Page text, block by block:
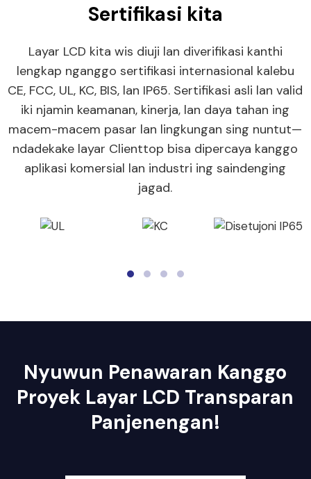
Sertifikasi kita
Layar LCD kita wis diuji lan diverifikasi kanthi
lengkap nganggo sertifikasi internasional kalebu
CE, FCC, UL, KC, BIS, lan IP65. Sertifikasi asli lan valid
iki njamin keamanan, kinerja, lan daya tahan ing
macem-macem pasar lan lingkungan sing nuntut—
ndadekake layar Clienttop bisa dipercaya kanggo
aplikasi komersial lan industri ing saindenging
jagad.
Nyuwun Penawaran Kanggo
Proyek Layar LCD Transparan
Panjenengan!